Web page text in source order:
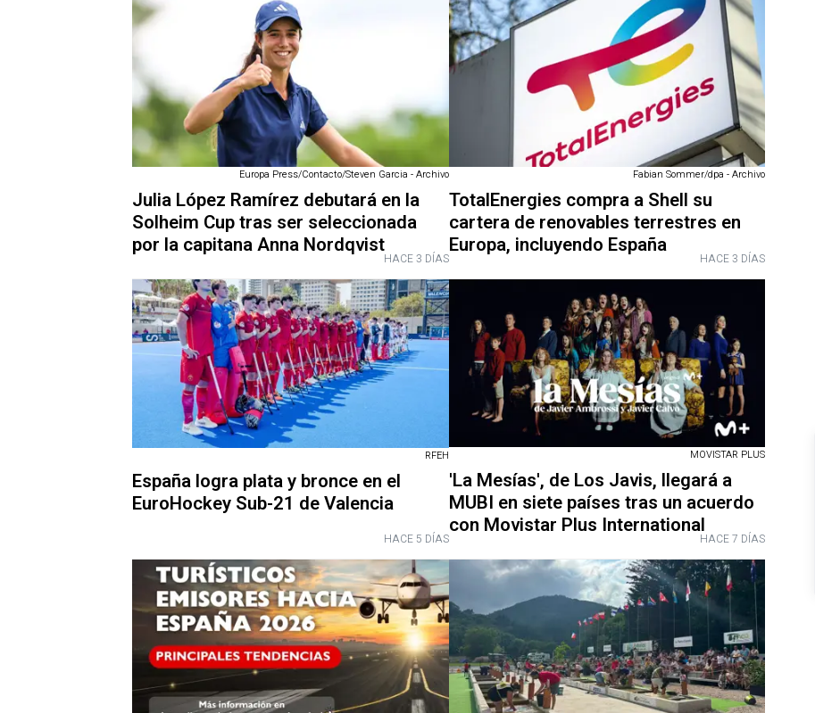
Europa Press/Contacto/Steven Garcia - Archivo
Julia López Ramírez debutará en la
Solheim Cup tras ser seleccionada
por la capitana Anna NordqvistHACE 3 DÍAS
Fabian Sommer/dpa - Archivo
TotalEnergies compra a Shell su
cartera de renovables terrestres en
Europa, incluyendo España
HACE 3 DÍAS
RFEH
España logra plata y bronce en el
EuroHockey Sub-21 de Valencia
HACE 5 DÍAS
MOVISTAR PLUS
'La Mesías', de Los Javis, llegará a
MUBI en siete países tras un acuerdo
con Movistar Plus InternationalHACE 7 DÍAS